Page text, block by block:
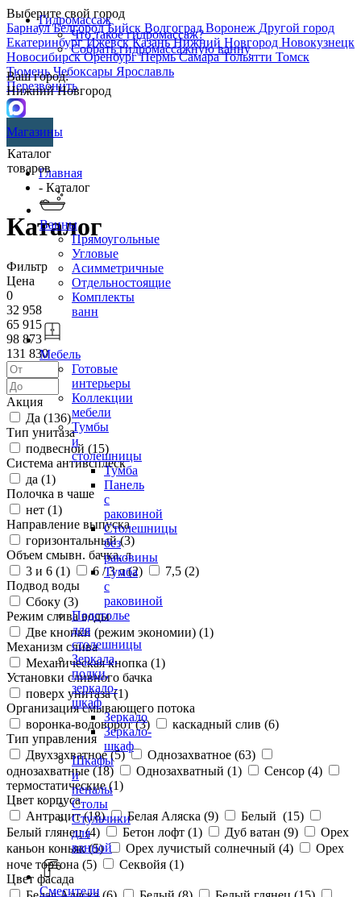
Выберите свой город
БарнаулБелгородБийск ВолгоградВоронеж Другой город
ЕкатеринбургИжевскКазаньНижний Новгород Новокузнецк
НовосибирскОренбургПермьСамараТольятти Томск
ТюменьЧебоксары Ярославль
Перезвонить
Гидромассаж
Что такое гидромассаж?
Собрать гидромассажную ванну
Ваш город:
Нижний Новгород
Магазины
Каталог
товаров
Ванны
Прямоугольные
Угловые
Асимметричные
Отдельностоящие
Комплекты
ванн
Мебель
Готовые
интерьеры
Коллекции
мебели
Тумбы
и
столешницы
Тумба
Панель
с
раковиной
Столешницы
без
раковины
Тумба
с
раковиной
Подстолье
для
столешницы
Зеркала,
полки,
зеркало-
шкаф
Зеркало
Зеркало-
шкаф
Шкафы
и
пеналы
Столы
Стульчики
для
ванной
Смесители
Главная
- Каталог
Каталог
Фильтр
Цена
0
32 958
65 915
98 873
131 830
Акция
Да (136)
Тип унитаза
подвесной (15)
Система антивсплеск
да (1)
Полочка в чаше
нет (1)
Направление выпуска
горизонтальный (3)
Объем смывн. бачка, л
3 и 6 (1) 6 / 3 л (2) 7,5 (2)
Подвод воды
Сбоку (3)
Режим слива воды
Две кнопки (режим экономии) (1)
Механизм слива
Механическая кнопка (1)
Установки сливного бачка
поверх унитаза (1)
Организация смывающего потока
воронка-водоворот (3) каскадный слив (6)
Тип управления
Двухзахватное (5) Однозахватное (63)
однозахватные (18) Однозахватный (1) Сенсор (4)
термостатические (1)
Цвет корпуса
Антрацит (18) Белая Аляска (9) Белый (15)
Белый глянец (4) Бетон лофт (1) Дуб ватан (9)
Орех
каньон коньяк (5) Орех лучистый солнечный (4)
Орех
ноче тортона (5) Секвойя (1)
Цвет фасада